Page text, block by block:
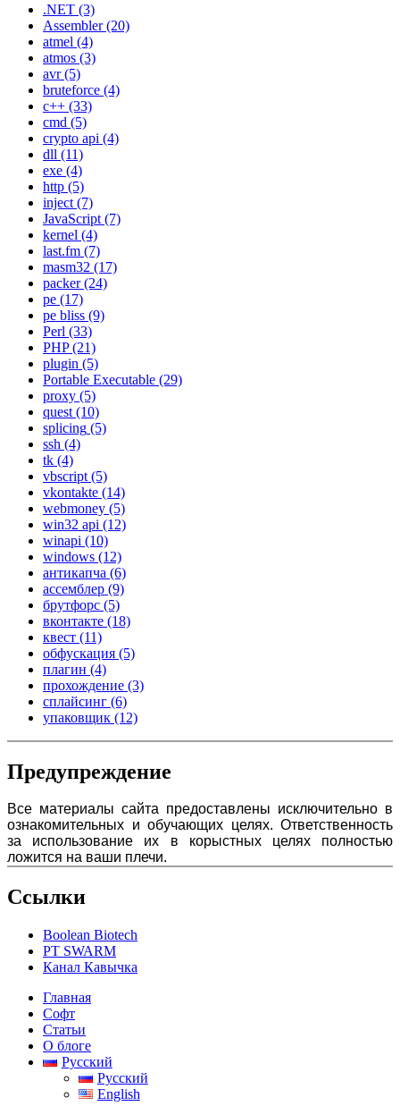
.NET (3)
Assembler(20)
atmel (4)
atmos (3)
avr(5)
bruteforce (4)
c++ (33)
cmd (5)
crypto api (4)
dll (11)
exe (4)
http (5)
inject (7)
JavaScript (7)
kernel (4)
last.fm (7)
masm32 (17)
packer(24)
pe (17)
pe bliss (9)
Perl (33)
PHP(21)
plugin (5)
Portable Executable (29)
proxy (5)
quest (10)
splicing (5)
ssh (4)
tk (4)
vbscript (5)
vkontakte (14)
webmoney (5)
win32 api (12)
winapi (10)
windows (12)
антикапча (6)
ассемблер (9)
брутфорс (5)
вконтакте (18)
квест (11)
обфускация (5)
плагин (4)
прохождение (3)
сплайсинг (6)
упаковщик (12)
Предупреждение
Все материалы сайта предоставлены исключительно в
ознакомительных и обучающих целях. Ответственность
за использование их в корыстных целях полностью
ложится на ваши плечи.
Ссылки
Boolean Biotech
PT SWARM
Канал Кавычка
Главная
Софт
Статьи
О блоге
Русский
Русский
English